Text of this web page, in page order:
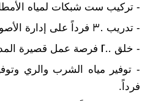
- تركيب ست شبكات لمياه
- تدريب 30 فرداً على إدارة الأصول.
- خلق 200 فرصة عمل قصيرة المدى.
فرداً.